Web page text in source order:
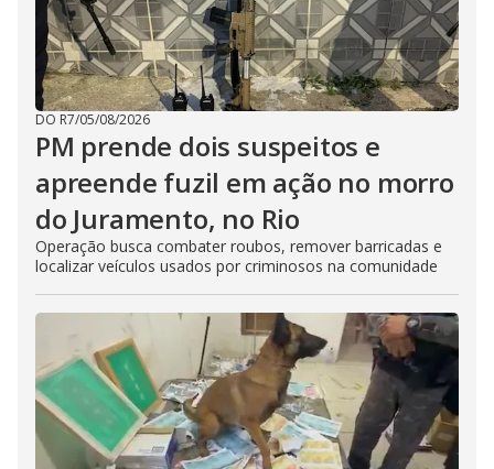
DO R7/05/08/2026
PM prende dois suspeitos e
apreende fuzil em ação no morro
do Juramento, no Rio
Operação busca combater roubos, remover barricadas e
localizar veículos usados por criminosos na comunidade